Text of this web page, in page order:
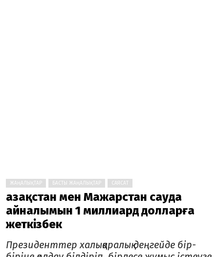
ЖАҢАЛЫҚТАР БАСТЫ ЖАҢАЛЫҚТАР САЯСАТ
Қазақстан мен Мажарстан сауда
айналымын 1 миллиард долларға
жеткізбек
Президенттер халықаралық деңгейде бір-